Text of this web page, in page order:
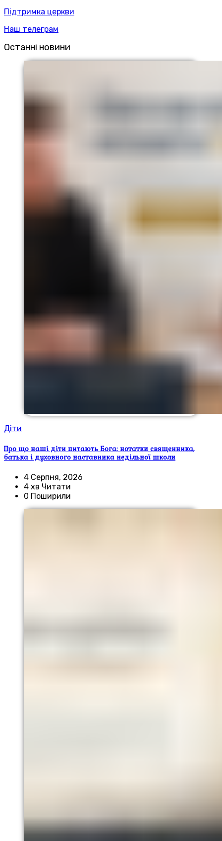
Підтримка церкви
Наш телеграм
Останні новини
Діти
Про що наші діти питають Бога: нотатки священника,
батька і духовного наставника недільної школи
4 Серпня, 2026
4 хв Читати
0 Поширили